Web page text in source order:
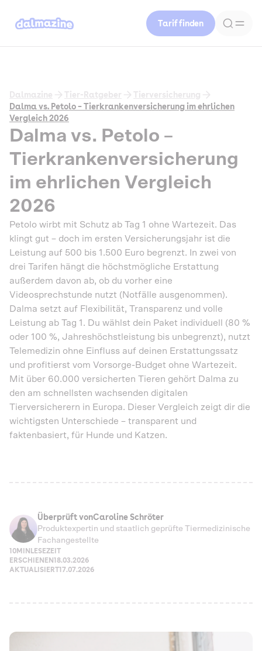
Tarif finden
Dalmazine Tier-Ratgeber
Tierversicherung
Dalma vs. Petolo – Tierkrankenversicherung im ehrlichen
Vergleich 2026
Dalma vs. Petolo –
Tierkrankenversicherung
im ehrlichen Vergleich
2026
Petolo wirbt mit Schutz ab Tag 1 ohne Wartezeit. Das
klingt gut – doch im ersten Versicherungsjahr ist die
Leistung auf 500 bis 1.500 Euro begrenzt. In zwei von
drei Tarifen hängt die höchstmögliche Erstattung
außerdem davon ab, ob du vorher eine
Videosprechstunde nutzt (Notfälle ausgenommen).
Dalma setzt auf Flexibilität, Transparenz und volle
Leistung ab Tag 1. Du wählst dein Paket individuell (80 %
oder 100 %, Jahreshöchstleistung bis unbegrenzt), nutzt
Telemedizin ohne Einfluss auf deinen Erstattungssatz
und profitierst vom Vorsorge-Budget ohne Wartezeit.
Mit über 60.000 versicherten Tieren gehört Dalma zu
den am schnellsten wachsenden digitalen
Tierversicherern in Europa. Dieser Vergleich zeigt dir die
wichtigsten Unterschiede – transparent und
faktenbasiert, für Hunde und Katzen.
Überprüft vonCaroline Schröter
Produktexpertin und staatlich geprüfte Tiermedizinische
Fachangestellte
10MIN LESEZEIT
ERSCHIENEN18.03.2026
AKTUALISIERT17.07.2026